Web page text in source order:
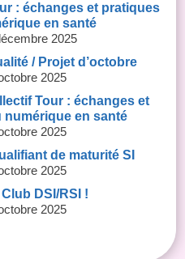
: échanges et pratiques
en santé
2025
/ Projet d’octobre
2025
Tour : échanges et
en santé
2025
de maturité SI
2025
DSI/RSI !
2025